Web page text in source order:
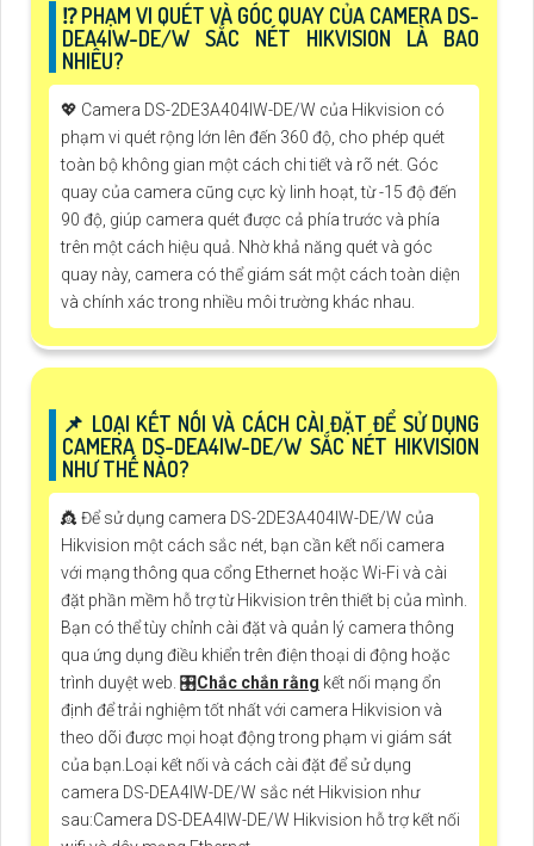
⁉️ PHẠM VI QUÉT VÀ GÓC QUAY CỦA CAMERA DS-
DEA4IW-DE/W SẮC NÉT HIKVISION LÀ BAO
NHIÊU?
💖 Camera DS-2DE3A404IW-DE/W của Hikvision có
phạm vi quét rộng lớn lên đến 360 độ, cho phép quét
toàn bộ không gian một cách chi tiết và rõ nét. Góc
quay của camera cũng cực kỳ linh hoạt, từ -15 độ đến
90 độ, giúp camera quét được cả phía trước và phía
trên một cách hiệu quả. Nhờ khả năng quét và góc
quay này, camera có thể giám sát một cách toàn diện
và chính xác trong nhiều môi trường khác nhau.
📌 LOẠI KẾT NỐI VÀ CÁCH CÀI ĐẶT ĐỂ SỬ DỤNG
CAMERA DS-DEA4IW-DE/W SẮC NÉT HIKVISION
NHƯ THẾ NÀO?
👸 Để sử dụng camera DS-2DE3A404IW-DE/W của
Hikvision một cách sắc nét, bạn cần kết nối camera
với mạng thông qua cổng Ethernet hoặc Wi-Fi và cài
đặt phần mềm hỗ trợ từ Hikvision trên thiết bị của mình.
Bạn có thể tùy chỉnh cài đặt và quản lý camera thông
qua ứng dụng điều khiển trên điện thoại di động hoặc
trình duyệt web. 🎛Chắc chắn rằng kết nối mạng ổn
định để trải nghiệm tốt nhất với camera Hikvision và
theo dõi được mọi hoạt động trong phạm vi giám sát
của bạn.Loại kết nối và cách cài đặt để sử dụng
camera DS-DEA4IW-DE/W sắc nét Hikvision như
sau:Camera DS-DEA4IW-DE/W Hikvision hỗ trợ kết nối